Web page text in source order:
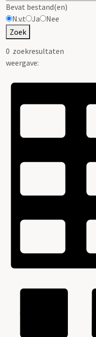
Bevat bestand(en)
N.v.t
Ja
Nee
Zoek
0 zoekresultaten
weergave: